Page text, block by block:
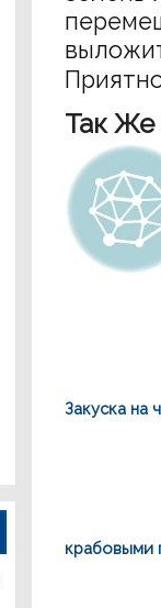
Так Же
Закуска на
крабовыми